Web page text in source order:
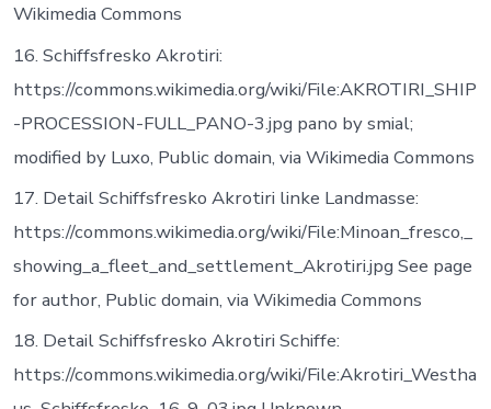
Wikimedia Commons
16. Schiffsfresko Akrotiri:
https://commons.wikimedia.org/wiki/File:AKROTIRI_SHIP
-PROCESSION-FULL_PANO-3.jpg pano by smial;
modified by Luxo, Public domain, via Wikimedia Commons
17. Detail Schiffsfresko Akrotiri linke Landmasse:
https://commons.wikimedia.org/wiki/File:Minoan_fresco,_
showing_a_fleet_and_settlement_Akrotiri.jpg See page
for author, Public domain, via Wikimedia Commons
18. Detail Schiffsfresko Akrotiri Schiffe:
https://commons.wikimedia.org/wiki/File:Akrotiri_Westha